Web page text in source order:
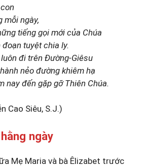
mỗi ngày,
tiếng gọi mới của Chúa
tuyệt chia ly.
đi trên Đường-Giêsu
nẻo đường khiêm hạ
nay đến gặp gỡ Thiên Chúa.
Cao Siêu, S.J.)
ngày
Mẹ Maria và bà Êlizabet trước